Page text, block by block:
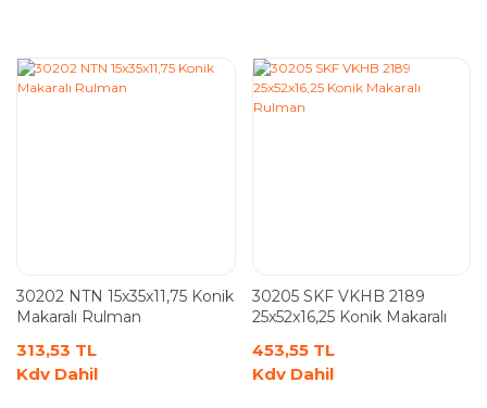
30202 NTN 15x35x11,75 Konik
Makaralı Rulman
313,53 TL
Kdv Dahil
30205 SKF VKHB 2189
25x52x16,25 Konik Makaralı
453,55 TL
Kdv Dahil